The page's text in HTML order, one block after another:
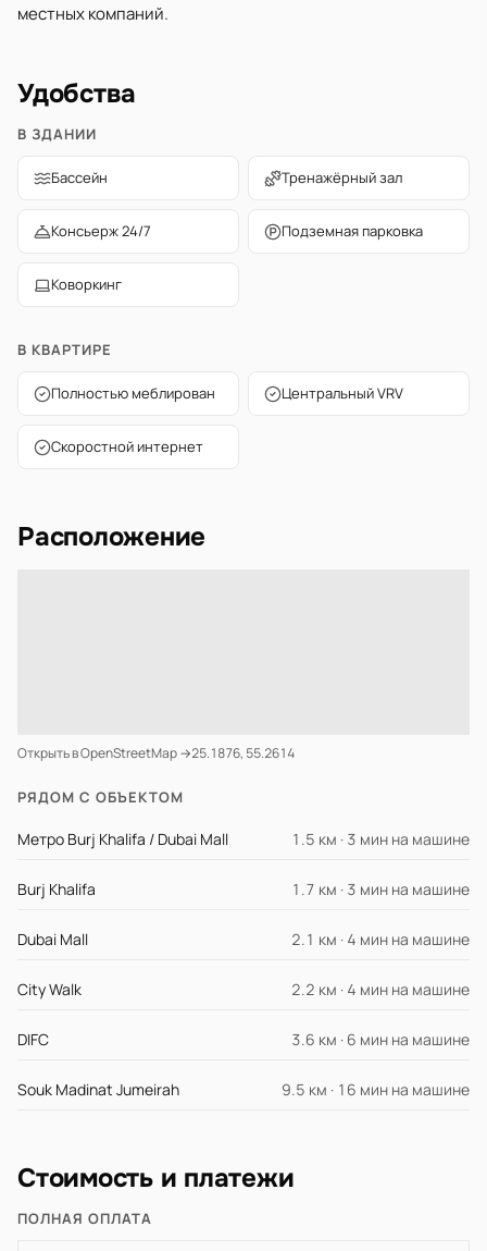
местных компаний.
Удобства
В ЗДАНИИ
Бассейн Тренажёрный зал
Консьерж 24/7 Подземная парковка
Коворкинг
В КВАРТИРЕ
Полностью меблирован Центральный VRV
Скоростной интернет
Расположение
Открыть в OpenStreetMap →25.1876, 55.2614
РЯДОМ С ОБЪЕКТОМ
Метро Burj Khalifa / Dubai Mall 1.5 км · 3 мин на машине
Burj Khalifa 1.7 км · 3 мин на машине
Dubai Mall 2.1 км · 4 мин на машине
City Walk 2.2 км · 4 мин на машине
DIFC 3.6 км · 6 мин на машине
Souk Madinat Jumeirah 9.5 км · 16 мин на машине
Стоимость и платежи
ПОЛНАЯ ОПЛАТА